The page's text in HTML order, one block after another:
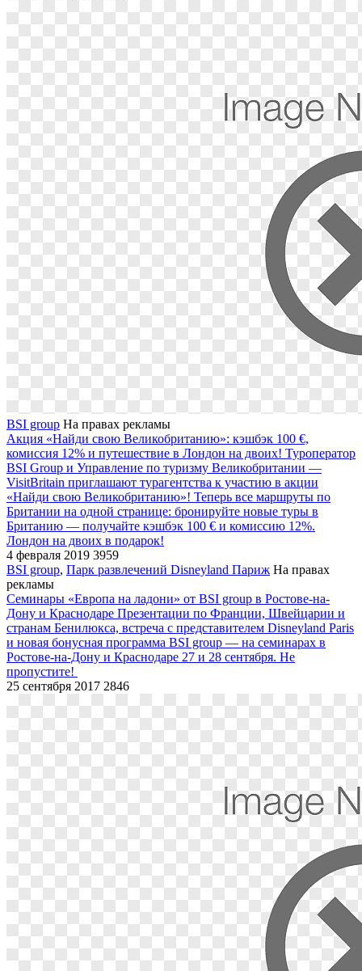
BSI group На правах рекламы
Акция «Найди свою Великобританию»: кэшбэк 100 €,
комиссия 12% и путешествие в Лондон на двоих! Туроператор
BSI Group и Управление по туризму Великобритании —
VisitBritain приглашают турагентства к участию в акции
«Найди свою Великобританию»! Теперь все маршруты по
Британии на одной странице: бронируйте новые туры в
Британию — получайте кэшбэк 100 € и комиссию 12%.
Лондон на двоих в подарок!
4 февраля 2019 3959
BSI group, Парк развлечений Disneyland Париж На правах
рекламы
Семинары «Европа на ладони» от BSI group в Ростове-на-
Дону и Краснодаре Презентации по Франции, Швейцарии и
странам Бенилюкса, встреча с представителем Disneyland Paris
и новая бонусная программа BSI group ― на семинарах в
Ростове-на-Дону и Краснодаре 27 и 28 сентября. Не
пропустите!
25 сентября 2017 2846